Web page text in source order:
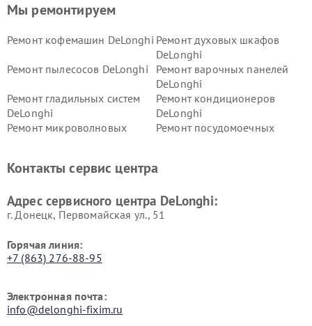
Мы ремонтируем
Ремонт кофемашин DeLonghi Ремонт духовых шкафов
DeLonghi
Ремонт пылесосов DeLonghi
Ремонт варочных панелей
DeLonghi
Ремонт гладильных систем
DeLonghi
Ремонт кондиционеров
DeLonghi
Ремонт микроволновых
Ремонт посудомоечных
DeLonghi
DeLonghi
Контакты сервис центра
Адрес сервисного центра DeLonghi:
г. Донецк, Первомайская ул., 51
Горячая линия:
+7 (863) 276-88-95
Электронная почта:
info@delonghi-fixim.ru